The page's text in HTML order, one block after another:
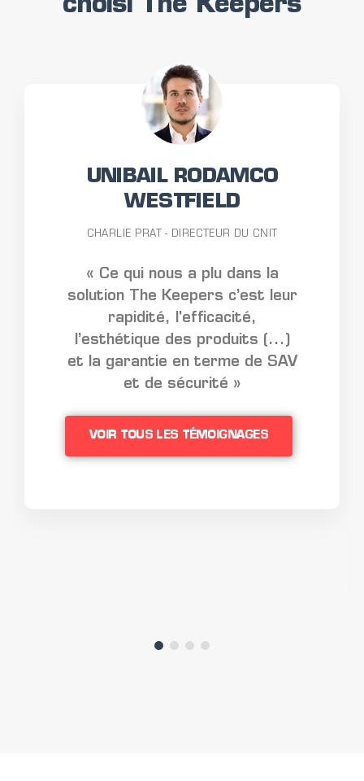
choisi The Keepers
UNIBAIL RODAMCO
WESTFIELD
CHARLIE PRAT - DIRECTEUR DU CNIT
« Ce qui nous a plu dans la
solution The Keepers c’est leur
rapidité, l'efficacité,
l’esthétique des produits (...)
et la garantie en terme de SAV
et de sécurité »
VOIR TOUS LES TÉMOIGNAGES